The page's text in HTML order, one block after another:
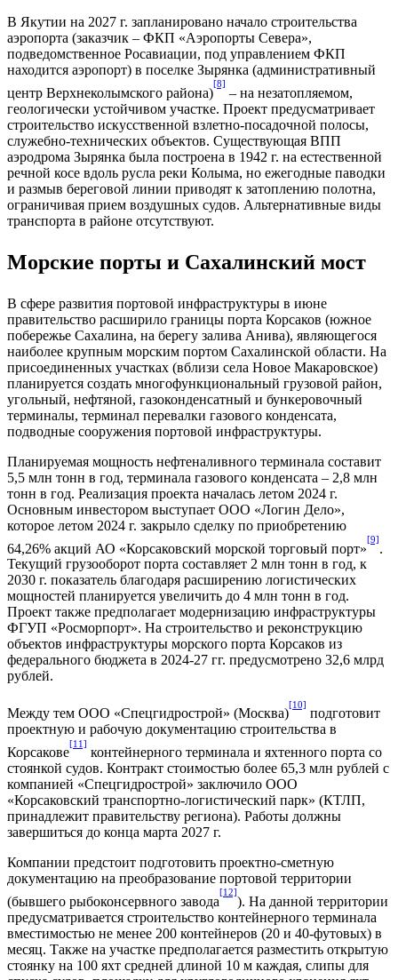
В Якутии на 2027 г. запланировано начало строительства
аэропорта (заказчик – ФКП «Аэропорты Севера»,
подведомственное Росавиации, под управлением ФКП
находится аэропорт) в поселке Зырянка (административный
центр Верхнеколымского района)
[8]
– на незатопляемом,
геологически устойчивом участке. Проект предусматривает
строительство искусственной взлетно-посадочной полосы,
служебно-технических объектов. Существующая ВПП
аэродрома Зырянка была построена в 1942 г. на естественной
речной косе вдоль русла реки Колыма, но ежегодные паводки
и размыв береговой линии приводят к затоплению полотна,
ограничивая прием воздушных судов. Альтернативные виды
транспорта в районе отсутствуют.
Морские порты и Сахалинский мост
В сфере развития портовой инфраструктуры в июне
правительство расширило границы порта Корсаков (южное
побережье Сахалина, на берегу залива Анива), являющегося
наиболее крупным морским портом Сахалинской области. На
присоединенных участках (вблизи села Новое Макаровское)
планируется создать многофункциональный грузовой район,
угольный, нефтяной, газоконденсатный и бункеровочный
терминалы, терминал перевалки газового конденсата,
подводные сооружения портовой инфраструктуры.
Планируемая мощность нефтеналивного терминала составит
5,5 млн тонн в год, терминала газового конденсата – 2,8 млн
тонн в год. Реализация проекта началась летом 2024 г.
Основным инвестором выступает ООО «Логин Дело»,
которое летом 2024 г. закрыло сделку по приобретению
64,26% акций АО «Корсаковский морской торговый порт»
[9]
.
Текущий грузооборот порта составляет 2 млн тонн в год, к
2030 г. показатель благодаря расширению логистических
мощностей планируется увеличить до 4 млн тонн в год.
Проект также предполагает модернизацию инфраструктуры
ФГУП «Росморпорт». На строительство и реконструкцию
объектов инфраструктуры морского порта Корсаков из
федерального бюджета в 2024-27 гг. предусмотрено 32,6 млрд
рублей.
Между тем ООО «Спецгидрострой» (Москва)
[10]
подготовит
проектную и рабочую документацию строительства в
Корсакове
[11]
контейнерного терминала и яхтенного порта со
стоянкой судов. Контракт стоимостью более 65,3 млн рублей с
компанией «Спецгидрострой» заключило ООО
«Корсаковский транспортно-логистический парк» (КТЛП,
принадлежит правительству региона). Работы должны
завершиться до конца марта 2027 г.
Компании предстоит подготовить проектно-сметную
документацию на преобразование портовой территории
(бывшего рыбоконсервного завода
[12]
). На данной территории
предусматривается строительство контейнерного терминала
вместимостью не менее 200 контейнеров (20 и 40-футовых) в
месяц. Также на участке предполагается разместить открытую
стоянку на 100 яхт средней длиной 10 м каждая, слипы для